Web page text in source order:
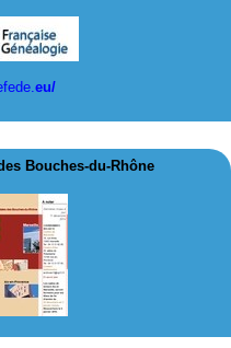
eu/
Bouches-du-Rhône